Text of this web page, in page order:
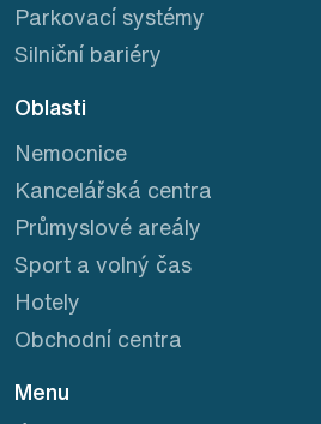
Parkovací systémy
Silniční bariéry
Oblasti
Nemocnice
Kancelářská centra
Průmyslové areály
Sport a volný čas
Hotely
Obchodní centra
Menu